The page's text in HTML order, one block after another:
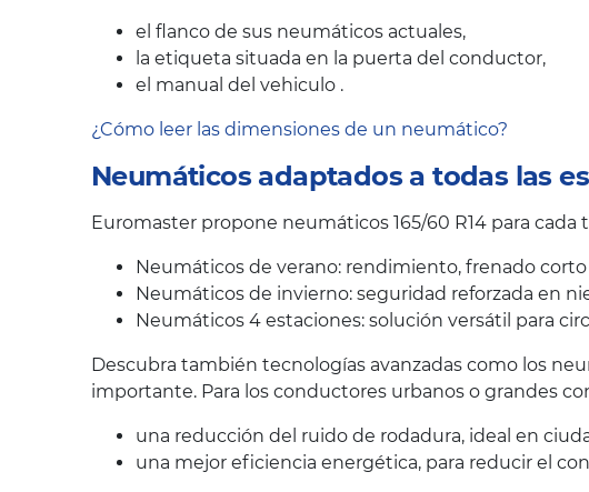
el flanco de sus neumáticos actuales,
la etiqueta situada en la puerta del conductor,
el manual del vehiculo .
¿Cómo leer las dimensiones de un neumático?
Neumáticos adaptados a todas las
Euromaster propone neumáticos 165/60 R14 para
Neumáticos de verano: rendimiento, frenado
Neumáticos de invierno: seguridad reforzada en
Neumáticos 4 estaciones: solución versátil para
Descubra también tecnologías avanzadas como los
importante. Para los conductores urbanos o grandes
una reducción del ruido de rodadura, ideal en
una mejor eficiencia energética, para reducir el